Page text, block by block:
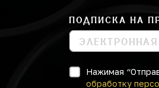
ПОДПИСКА НА
Нажимая
обработку